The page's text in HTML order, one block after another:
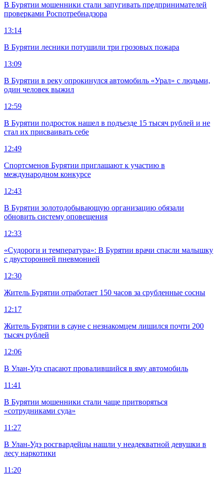
В Бурятии мошенники стали запугивать предпринимателей
проверками Роспотребнадзора
13:14
В Бурятии лесники потушили три грозовых пожара
13:09
В Бурятии в реку опрокинулся автомобиль «Урал» с людьми,
один человек выжил
12:59
В Бурятии подросток нашел в подъезде 15 тысяч рублей и не
стал их присваивать себе
12:49
Спортсменов Бурятии приглашают к участию в
международном конкурсе
12:43
В Бурятии золотодобывающую организацию обязали
обновить систему оповещения
12:33
«Судороги и температура»: В Бурятии врачи спасли малышку
с двусторонней пневмонией
12:30
Житель Бурятии отработает 150 часов за срубленные сосны
12:17
Житель Бурятии в сауне с незнакомцем лишился почти 200
тысяч рублей
12:06
В Улан-Удэ спасают провалившийся в яму автомобиль
11:41
В Бурятии мошенники стали чаще притворяться
«сотрудниками суда»
11:27
В Улан-Удэ росгвардейцы нашли у неадекватной девушки в
лесу наркотики
11:20